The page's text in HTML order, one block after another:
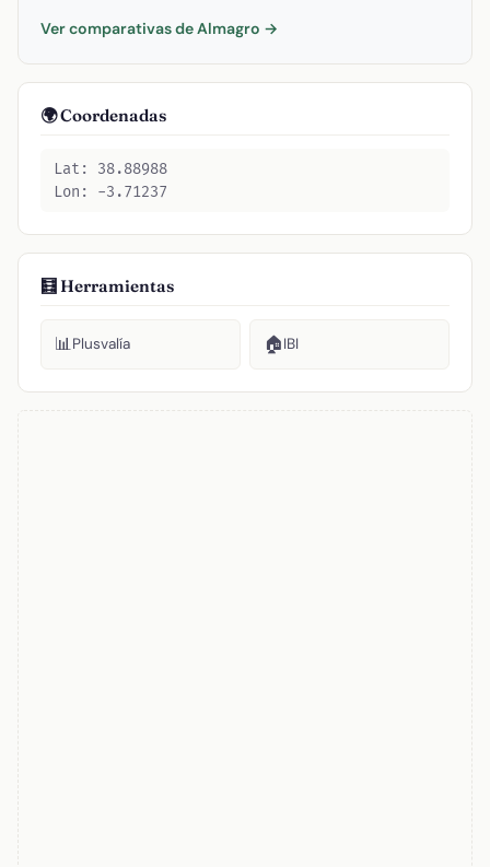
Ver comparativas de Almagro →
🌍 Coordenadas
Lat: 38.88988
Lon: -3.71237
🧮 Herramientas
📊Plusvalía 🏠IBI